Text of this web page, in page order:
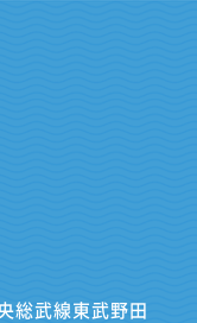
総武線東武野田